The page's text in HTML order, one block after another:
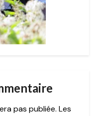
pas publiée. Les